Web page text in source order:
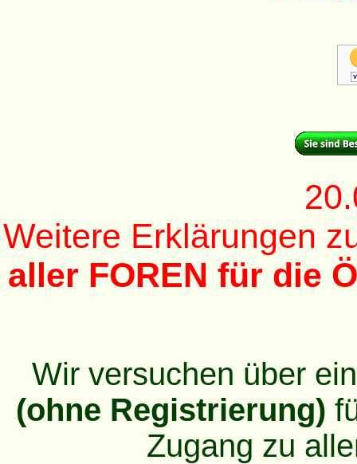
Weitere Erklärungen
aller FOREN für die
Wir versuchen über
(ohne Registrierung)
Zugang zu